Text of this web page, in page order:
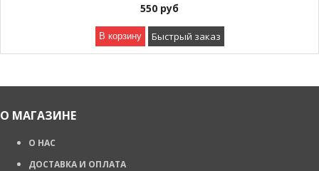
550 руб
В корзину Быстрый заказ
О МАГАЗИНЕ
О НАС
ДОСТАВКА И ОПЛАТА